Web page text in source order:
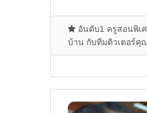
อันดับ1 ครูสอนพิเ
บ้าน กับทีมติวเตอร์คุ